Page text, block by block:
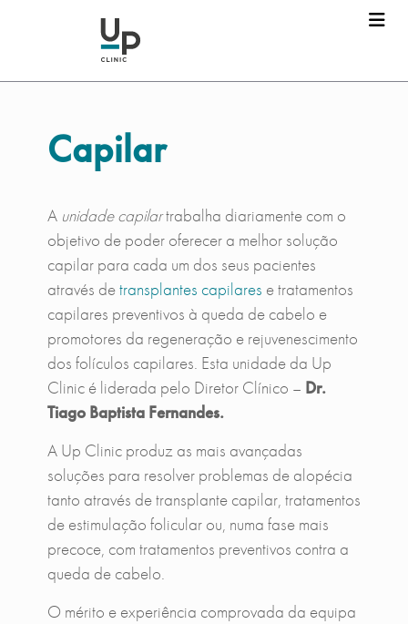
Capilar
A unidade capilartrabalha diariamente com o
objetivo de poder oferecer a melhor solução
capilar para cada um dos seus pacientes
através detransplantes capilares e tratamentos
capilares preventivos à queda de cabelo e
promotores da regeneração e rejuvenescimento
dos folículos capilares. Esta unidade da Up
Clinic é liderada pelo Diretor Clínico – Dr.
Tiago Baptista Fernandes.
A Up Clinic produz as mais avançadas
soluções para resolver problemas de alopécia
tanto através de transplante capilar, tratamentos
de estimulação folicular ou, numa fase mais
precoce, com tratamentos preventivos contra a
queda de cabelo.
O mérito e experiência comprovada da equipa
Dr. Tiago Baptista Fernandes
Nome
Apelido*
Email*
Telefone *
Selecione o procedimento
Mensagem